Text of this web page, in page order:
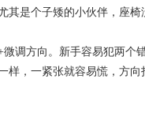
是个子矮的小伙伴，座椅
调方向。新手容易犯两个
，一紧张就容易慌，方向